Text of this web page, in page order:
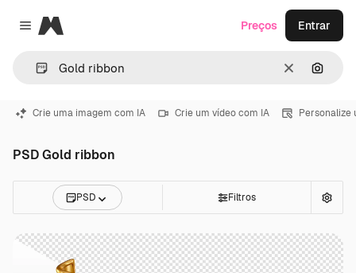
Close menu
Magnific
Limpar
Preços Entrar
Crie uma imagem com IA Crie um vídeo com IA Personalize
PSD Gold ribbon
PSD Filtros